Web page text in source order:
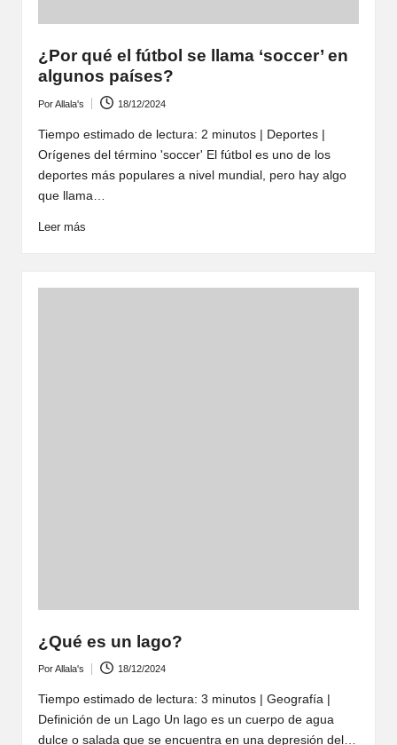
¿Por qué el fútbol se llama ‘soccer’ en
algunos países?
por
PorAllala's 18/12/2024
Tiempo estimado de lectura: 2 minutos | Deportes |
Orígenes del término 'soccer' El fútbol es uno de los
deportes más populares a nivel mundial, pero hay algo
que llama…
Leer más
¿Qué es un lago?
por
PorAllala's 18/12/2024
Tiempo estimado de lectura: 3 minutos | Geografía |
Definición de un Lago Un lago es un cuerpo de agua
dulce o salada que se encuentra en una depresión del…